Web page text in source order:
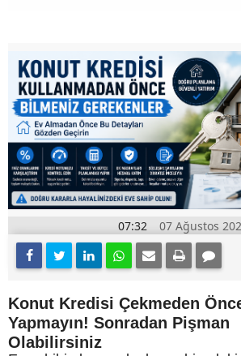
07:32 07 Ağustos
Konut Kredisi Çekmeden
Yapmayın! Sonradan Pişman
Olabilirsiniz